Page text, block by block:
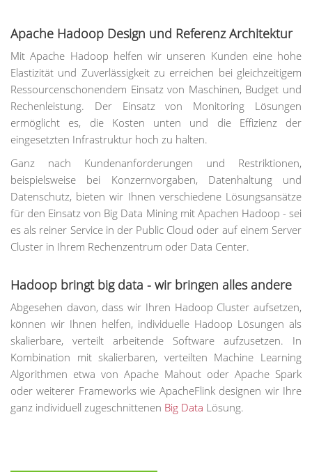
Apache Hadoop Design und Referenz Architektur
Mit Apache Hadoop helfen wir unseren Kunden eine hohe
Elastizität und Zuverlässigkeit zu erreichen bei gleichzeitigem
Ressourcenschonendem Einsatz von Maschinen, Budget und
Rechenleistung. Der Einsatz von Monitoring Lösungen
ermöglicht es, die Kosten unten und die Effizienz der
eingesetzten Infrastruktur hoch zu halten.
Ganz nach Kundenanforderungen und Restriktionen,
beispielsweise bei Konzernvorgaben, Datenhaltung und
Datenschutz, bieten wir Ihnen verschiedene Lösungsansätze
für den Einsatz von Big Data Mining mit Apachen Hadoop - sei
es als reiner Service in der Public Cloud oder auf einem Server
Cluster in Ihrem Rechenzentrum oder Data Center.
Hadoop bringt big data - wir bringen alles andere
Abgesehen davon, dass wir Ihren Hadoop Cluster aufsetzen,
können wir Ihnen helfen, individuelle Hadoop Lösungen als
skalierbare, verteilt arbeitende Software aufzusetzen. In
Kombination mit skalierbaren, verteilten Machine Learning
Algorithmen etwa von Apache Mahout oder Apache Spark
oder weiterer Frameworks wie ApacheFlink designen wir Ihre
ganz individuell zugeschnittenen Big Data Lösung.